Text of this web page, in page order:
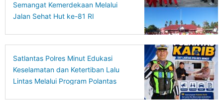
Semangat Kemerdekaan Melalui
Jalan Sehat Hut ke-81 RI
Satlantas Polres Minut Edukasi
Keselamatan dan Ketertiban Lalu
Lintas Melalui Program Polantas